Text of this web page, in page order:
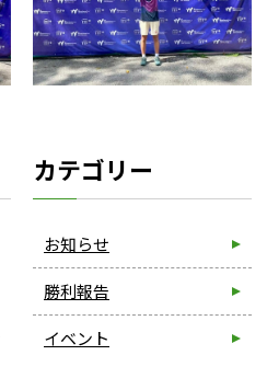
カテゴリー
お知らせ
勝利報告
イベント